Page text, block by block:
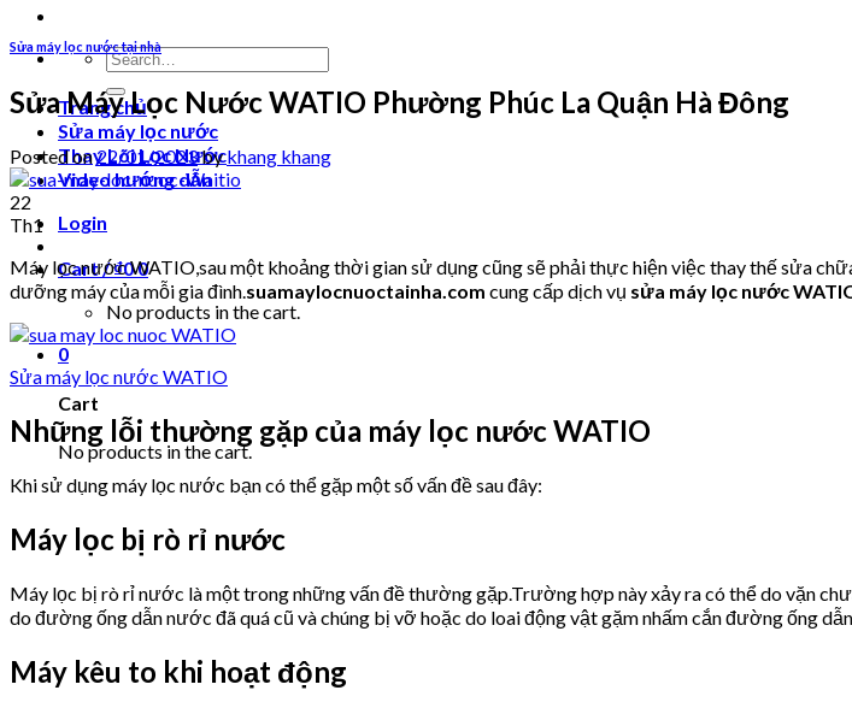
Search
for:
Trang chủ
Sửa máy lọc nước
Thay Lõi Lọc Nước
Video hướng dẫn
Login
Cart /₫00
No products in the cart.
0
Cart
No products in the cart.
Sửa máy lọc nước tại nhà
Sửa Máy Lọc Nước WATIO Phường Phúc La Quận Hà Đông
Posted on22/01/2023bykhang khang
22
Th1
Máy lọc nước WATIO,sau một khoảng thời gian sử dụng cũng sẽ phải thực hiện việc thay thế sửa
dưỡng máy của mỗi gia đình.suamaylocnuoctainha.com cung cấp dịch vụ sửa máy lọc nước
Sửa máy lọc nước WATIO
Những lỗi thường gặp của máy lọc nước WATIO
Khi sử dụng máy lọc nước bạn có thể gặp một số vấn đề sau đây:
Máy lọc bị rò rỉ nước
Máy lọc bị rò rỉ nước là một trong những vấn đề thường gặp.Trường hợp này xảy ra có thể do vặn
do đường ống dẫn nước đã quá cũ và chúng bị vỡ hoặc do loai động vật gặm nhấm cắn đường ống
Máy kêu to khi hoạt động